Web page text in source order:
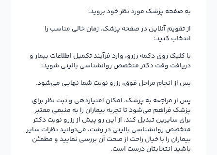
به صفحه پزشک مورد نظر خود بروید؛
از تقویم آنلاین در صفحه پزشک، زمان خالی مناسب را
انتخاب کنید؛
با کلیک روی دکمه رزرو، وارد فرآیند تکمیل اطلاعات بیمار و
دریافت وقت دکتر متخصص روانشناسی بالینی شوید؛
پس از انجام مراحل فوق، رزرو نوبت شما نهایی می‌شود.
پس از مراجعه به پزشک، امکان امتیازدهی و ثبت نظر برای
پزشک فراهم می‌شود تا تجربه بیماران را به منبعی معتبر
برای سایرین تبدیل کند. از این رو پیش از رزرو نوبت دکتر
متخصص روانشناسی بالینی در رشت، می‌توانید نظرات سایر
بیماران را با خیال راحت از صحت آن بررسی نمایید و مطمئن
باشید انتخابتان درست است.